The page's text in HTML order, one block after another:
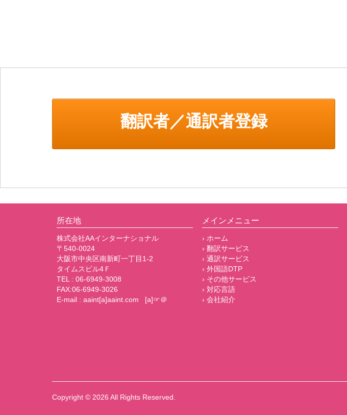
翻訳者／通訳者登録
所在地
株式会社AAインターナショナル
〒540-0024
大阪市中央区南新町一丁目1-2
タイムスビル4Ｆ
TEL : 06-6949-3008
FAX:06-6949-3026
E-mail : aaint[a]aaint.com [a]☞＠
メインメニュー
› ホーム
› 翻訳サービス
› 通訳サービス
› 外国語DTP
› その他サービス
› 対応言語
› 会社紹介
Copyright © 2026 All Rights Reserved.